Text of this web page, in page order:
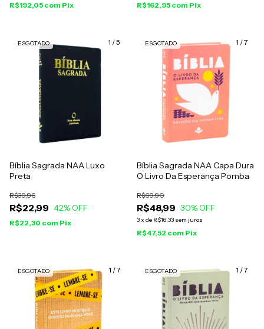
R$192,05 com Pix R$162,95 com Pix
1 /5
ESGOTADO
Bíblia Sagrada NAA Luxo
Preta
R$22,99
R$39,96
42% OFF
R$22,30 com Pix
1 /7
ESGOTADO
Bíblia Sagrada NAA Capa Dura
O Livro Da Esperança Pomba
R$48,99
R$69,90
30% OFF
3x de R$16,33 sem juros
R$47,52 com Pix
1 /7
ESGOTADO 1 /7
ESGOTADO